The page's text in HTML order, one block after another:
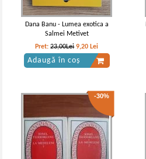
Dana Banu - Lumea exotica a
Salmei Metivet
Pret:23,00Lei 9,20 Lei
Adaugă în coș
-30%